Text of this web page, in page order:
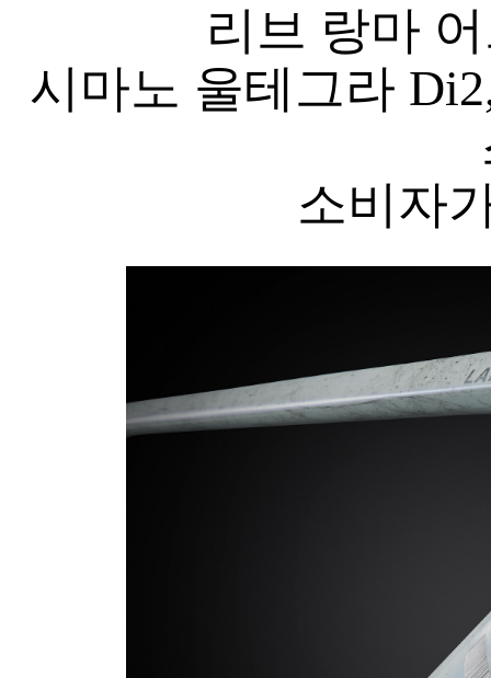
리브 랑마
시마노 울테그라
소비자